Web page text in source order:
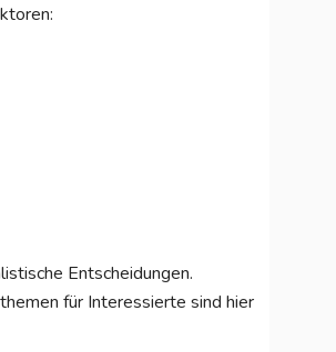
Entscheidungen.
für Interessierte sind hier